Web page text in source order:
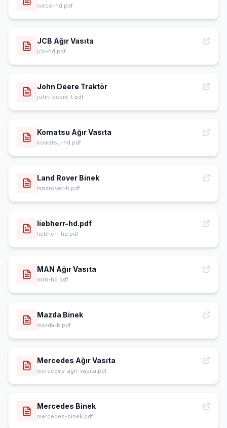
iveco-hd.pdf
JCB Ağır Vasıta
jcb-hd.pdf
John Deere Traktör
john-deere-t.pdf
Komatsu Ağır Vasıta
komatsu-hd.pdf
Land Rover Binek
landrover-b.pdf
liebherr-hd.pdf
liebherr-hd.pdf
MAN Ağır Vasıta
man-hd.pdf
Mazda Binek
mazda-b.pdf
Mercedes Ağır Vasıta
mercedes-agir-vasita.pdf
Mercedes Binek
mercedes-binek.pdf